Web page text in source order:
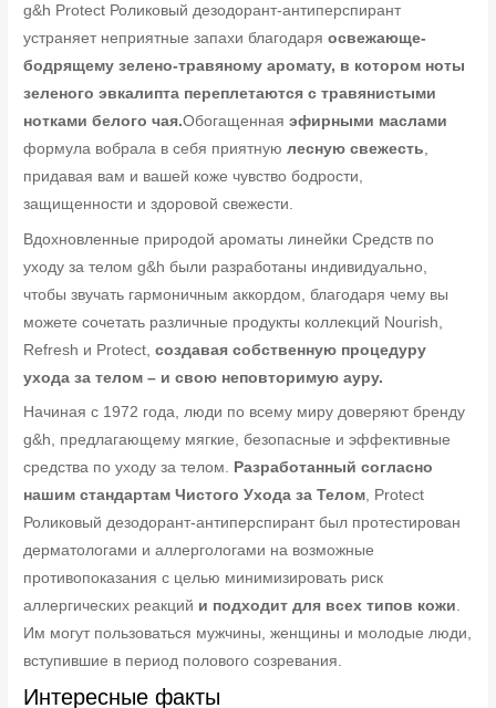
g&h Protect Роликовый дезодорант-антиперспирант
устраняет неприятные запахи благодаряосвежающе-
бодрящему зелено-травяному аромату, в котором ноты
зеленого эвкалипта переплетаются с травянистыми
нотками белого чая.Обогащеннаяэфирными маслами
формула вобрала в себя приятнуюлесную свежесть
придавая вам и вашей коже чувство бодрости,
защищенности и здоровой свежести.
Вдохновленные природой ароматы линейки Средств по
уходу за телом g&h были разработаны индивидуально,
чтобы звучать гармоничным аккордом, благодаря чему вы
можете сочетать различные продукты коллекций Nourish,
Refresh и Protect,создавая собственную процедуру
ухода за телом – и свою неповторимую ауру.
Начиная с 1972 года, люди по всему миру доверяют бренду
g&h, предлагающему мягкие, безопасные и эффективные
средства по уходу за телом. Разработанный согласно
нашим стандартам Чистого Ухода за Телом, Protect
Роликовый дезодорант-антиперспирант был протестирован
дерматологами и аллергологами на возможные
противопоказания с целью минимизировать риск
аллергических реакций и подходит для всех типов кожи.
Им могут пользоваться мужчины, женщины и молодые люди,
вступившие в период полового созревания.
Интересные факты